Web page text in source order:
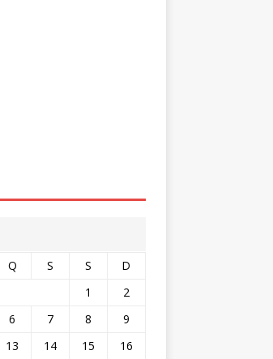
Q S S D
1
2
6 7 8
9
13 14 15
16